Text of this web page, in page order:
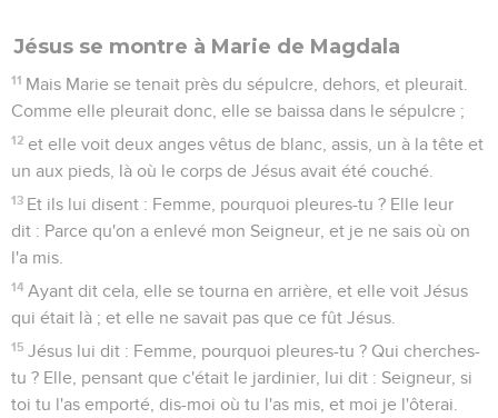
Jésus se montre à Marie de Magdala
11 Mais Marie se tenait près du sépulcre, dehors, et pleurait.
Comme elle pleurait donc, elle se baissa dans le sépulcre ;
12 et elle voit deux anges vêtus de blanc, assis, un à la tête et
un aux pieds, là où le corps de Jésus avait été couché.
13 Et ils lui disent : Femme, pourquoi pleures-tu ? Elle leur
dit : Parce qu'on a enlevé mon Seigneur, et je ne sais où on
l'a mis.
14 Ayant dit cela, elle se tourna en arrière, et elle voit Jésus
qui était là ; et elle ne savait pas que ce fût Jésus.
15 Jésus lui dit : Femme, pourquoi pleures-tu ? Qui cherches-
tu ? Elle, pensant que c'était le jardinier, lui dit : Seigneur, si
toi tu l'as emporté, dis-moi où tu l'as mis, et moi je l'ôterai.